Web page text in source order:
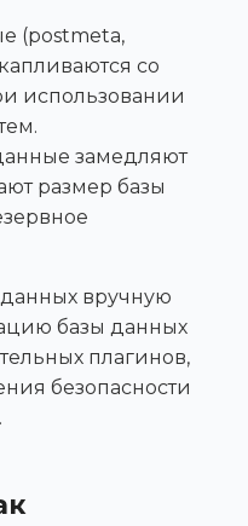
(postmeta,
со
использовании
замедляют
размер базы
вручную
базы данных
плагинов,
безопасности